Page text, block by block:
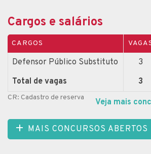
Cargos e salários
CARGOS
Defensor Público Substituto 3
Total de vagas
3
CR: Cadastro de reserva Veja mais
MAIS CONCURSOS ABERTOS